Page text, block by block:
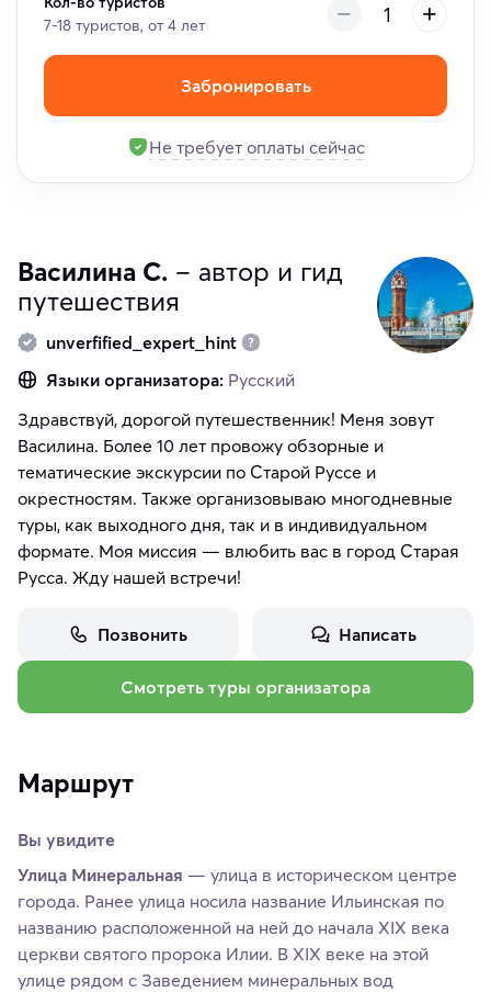
7-18 туристов, от 4 лет
Забронировать
Не требует оплаты сейчас
Василина С. – автор и гид
путешествия
unverfified_expert_hint
Языки организатора: Русский
Здравствуй, дорогой путешественник! Меня зовут
Василина. Более 10 лет провожу обзорные и
тематические экскурсии по Старой Руссе и
окрестностям. Также организовываю многодневные
туры, как выходного дня, так и в индивидуальном
формате. Моя миссия — влюбить вас в город Старая
Русса. Жду нашей встречи!
Позвонить Написать
Смотреть туры организатора
Маршрут
Вы увидите
Улица Минеральная — улица в историческом центре
города. Ранее улица носила название Ильинская по
названию расположенной на ней до начала XIX века
церкви святого пророка Илии. В XIX веке на этой
улице рядом с Заведением минеральных вод